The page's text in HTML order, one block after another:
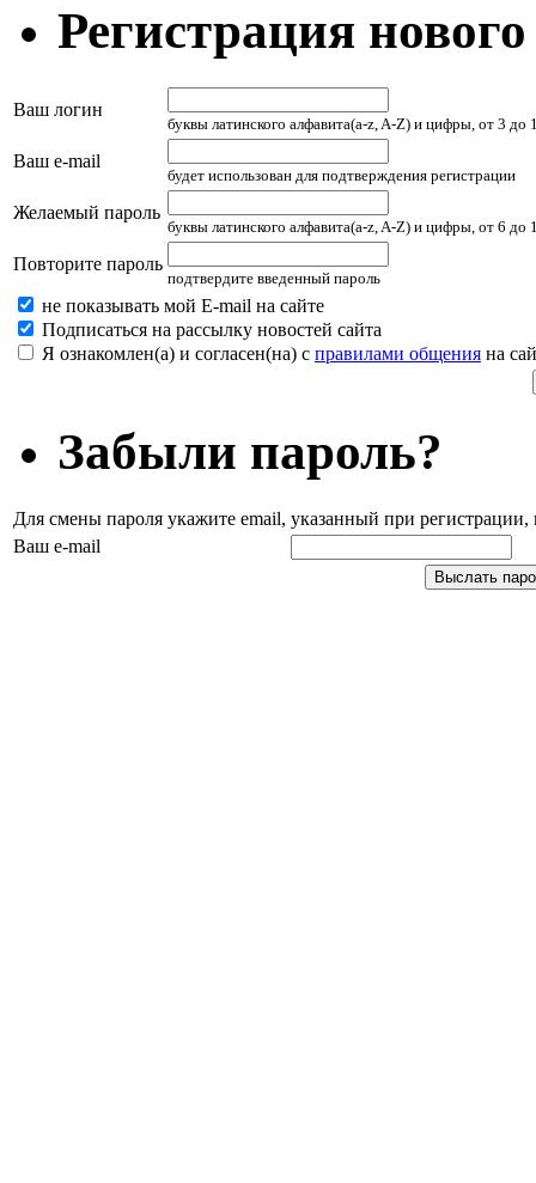
Регистрация
Ваш логин
буквы латинского алфавита(a-z, A-Z) и цифры, от 3 до
Ваш e-mail
будет использован для подтверждения регистрации
Желаемый пароль
буквы латинского алфавита(a-z, A-Z) и цифры, от 6 до
Повторите пароль
подтвердите введенный пароль
не показывать мой E-mail на сайте
Подписаться на рассылку новостей сайта
Я ознакомлен(а) и согласен(на) с правилами общения на
Забыли пароль?
Для смены пароля укажите email, указанный при
Ваш e-mail